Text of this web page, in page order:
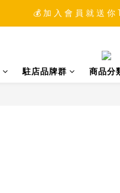
💰 加 入 會 員 就 送 你
💰 加 入 會 員 就 送 你
💰 加 入 會 員 就 送 你
駐店品牌群 商品分